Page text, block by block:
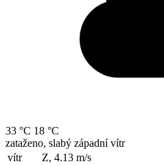
33 °C 18 °C
zataženo, slabý západní vítr
vítr
Z, 4.13 m/s